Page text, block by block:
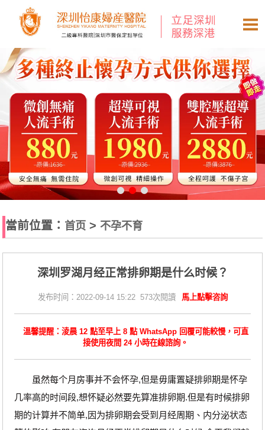
當前位置： 首页 > 不孕不育
深圳罗湖月经正常排卵期是什么时候？
发布时间：2022-09-14 15:22 573次閱讀 馬上點擊咨詢
溫馨提醒：淩晨 12 點至早上 8 點 WhatsApp 回覆可能較慢，可直
接使用夜間 24 小時在線諮詢。
虽然每个月房事并不会怀孕,但是毋庸置疑排卵期是怀孕
几率高的时间段,想怀疑必然要先算准排卵期.但是有时候排卵
期的计算并不简单,因为排卵期会受到月经周期、内分泌状态